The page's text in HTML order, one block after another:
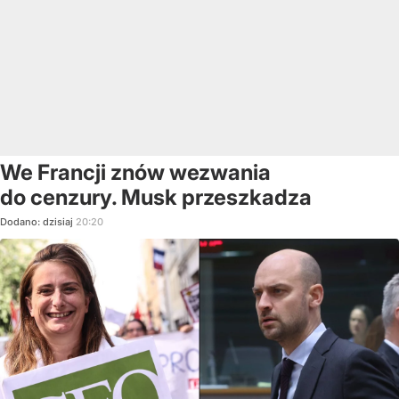
We Francji znów wezwania
do cenzury. Musk przeszkadza
Dodano: dzisiaj 20:20